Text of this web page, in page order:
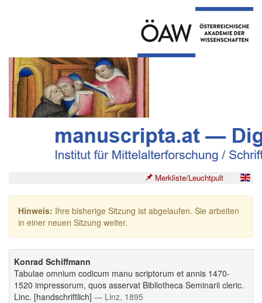
Merkliste/Leuchtpult
Hinweis: Ihre bisherige Sitzung ist abgelaufen. Sie arbeiten
in einer neuen Sitzung weiter.
Konrad Schiffmann
Tabulae omnium codicum manu scriptorum et annis 1470-
1520 impressorum, quos asservat Bibliotheca Seminarii cleric.
Linc. [handschriftlich] — Linz, 1895